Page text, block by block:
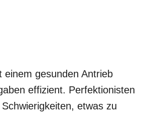
einem gesunden Antrieb
effizient. Perfektionisten
etwas zu